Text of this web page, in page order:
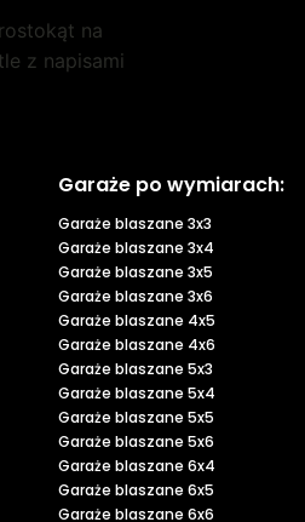
Garaże po wymiarach:
Garaże blaszane 3x3
Garaże blaszane 3x4
Garaże blaszane 3x5
Garaże blaszane 3x6
Garaże blaszane 4x5
Garaże blaszane 4x6
Garaże blaszane 5x3
Garaże blaszane 5x4
Garaże blaszane 5x5
Garaże blaszane 5x6
Garaże blaszane 6x4
Garaże blaszane 6x5
Garaże blaszane 6x6